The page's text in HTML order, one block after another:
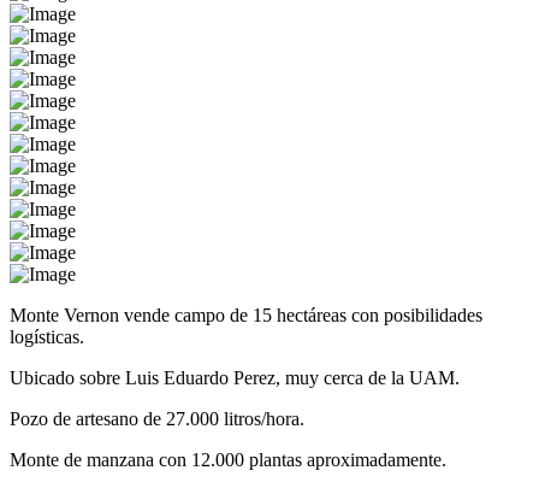
Monte Vernon vende campo de 15 hectáreas con posibilidades
logísticas.
Ubicado sobre Luis Eduardo Perez, muy cerca de la UAM.
Pozo de artesano de 27.000 litros/hora.
Monte de manzana con 12.000 plantas aproximadamente.